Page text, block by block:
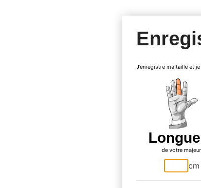
J’enregistre ma taille et
de votre
cm